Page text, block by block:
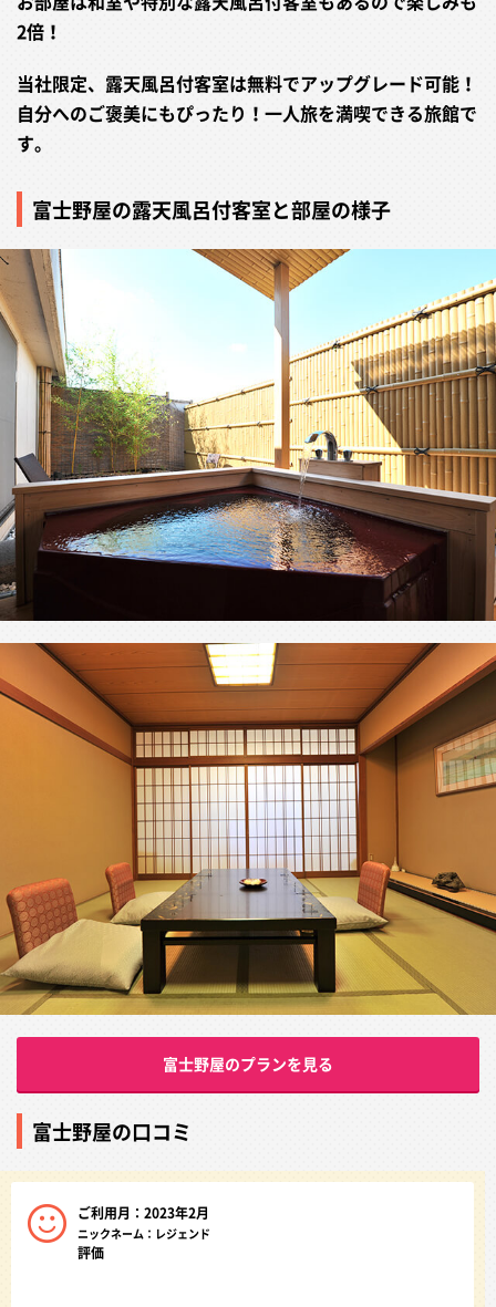
2倍！
当社限定、露天風呂付客室は無料でアップグレード可能！
自分へのご褒美にもぴったり！一人旅を満喫できる旅館で
す。
富士野屋の露天風呂付客室と部屋の様子
富士野屋のプランを見る
富士野屋の口コミ
ご利用月：2023年2月
ニックネーム：レジェンド
評価